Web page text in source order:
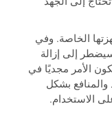
إلى الجهد
الخاصة. وفي
إلى إزالة
الأمر مجديًا في
والمنافع بشكل
الاستخدام.